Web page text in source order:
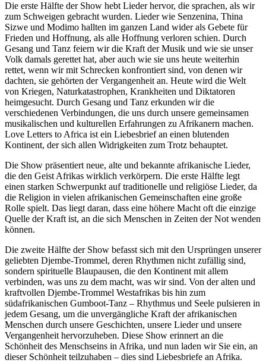
Die erste Hälfte der Show hebt Lieder hervor, die sprachen, als wir
zum Schweigen gebracht wurden. Lieder wie Senzenina, Thina
Sizwe und Modimo hallten im ganzen Land wider als Gebete für
Frieden und Hoffnung, als alle Hoffnung verloren schien. Durch
Gesang und Tanz feiern wir die Kraft der Musik und wie sie unser
Volk damals gerettet hat, aber auch wie sie uns heute weiterhin
rettet, wenn wir mit Schrecken konfrontiert sind, von denen wir
dachten, sie gehörten der Vergangenheit an. Heute wird die Welt
von Kriegen, Naturkatastrophen, Krankheiten und Diktatoren
heimgesucht. Durch Gesang und Tanz erkunden wir die
verschiedenen Verbindungen, die uns durch unsere gemeinsamen
musikalischen und kulturellen Erfahrungen zu Afrikanern machen.
Love Letters to Africa ist ein Liebesbrief an einen blutenden
Kontinent, der sich allen Widrigkeiten zum Trotz behauptet.
Die Show präsentiert neue, alte und bekannte afrikanische Lieder,
die den Geist Afrikas wirklich verkörpern. Die erste Hälfte legt
einen starken Schwerpunkt auf traditionelle und religiöse Lieder, da
die Religion in vielen afrikanischen Gemeinschaften eine große
Rolle spielt. Das liegt daran, dass eine höhere Macht oft die einzige
Quelle der Kraft ist, an die sich Menschen in Zeiten der Not wenden
können.
Die zweite Hälfte der Show befasst sich mit den Ursprüngen unserer
geliebten Djembe-Trommel, deren Rhythmen nicht zufällig sind,
sondern spirituelle Blaupausen, die den Kontinent mit allem
verbinden, was uns zu dem macht, was wir sind. Von der alten und
kraftvollen Djembe-Trommel Westafrikas bis hin zum
südafrikanischen Gumboot-Tanz – Rhythmus und Seele pulsieren in
jedem Gesang, um die unvergängliche Kraft der afrikanischen
Menschen durch unsere Geschichten, unsere Lieder und unsere
Vergangenheit hervorzuheben. Diese Show erinnert an die
Schönheit des Menschseins in Afrika, und nun laden wir Sie ein, an
dieser Schönheit teilzuhaben – dies sind Liebesbriefe an Afrika.